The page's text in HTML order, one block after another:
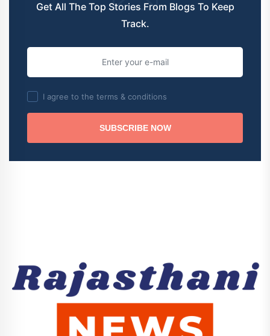
Get All The Top Stories From Blogs To Keep
Track.
I agree to the terms & conditions
SUBSCRIBE NOW